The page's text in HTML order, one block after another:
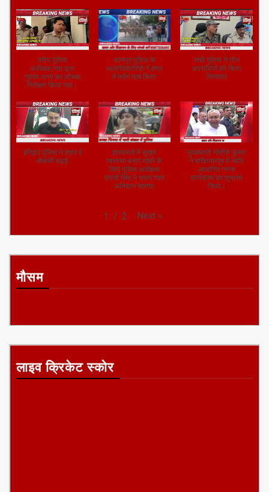
वरीय पुलिस
अधीक्षक,गया द्वारा
गुरुआ थाना का औचक
निरीक्षण किया गया।
कानपुर पुलिस के
आलाधिकारियों ने क्षेत्र
में फ्लैग मार्च किया
रांची पुलिस ने तीन
अपराधियों को किया
गिरफ्तार
हरिद्वार पुलिस ने शहर में
चौकसी बढ़ाई
श्रावस्ती में सुरक्षा
व्यवस्था बनाए रखने के
लिये पुलिस अधीक्षक
प्राची सिंह ने सघन गश्त
अभियान चलाया
मुख्यमंत्री नीतीश कुमार
ने बख्तियारपुर में जाति
आधारित गणना
कार्यक्रम का शुभारंभ
किया।
1 / 2 Next »
मौसम
लाइव क्रिकेट स्कोर